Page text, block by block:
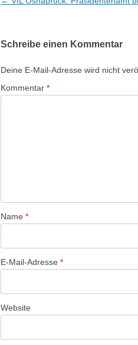
Schreibe einen Kommentar
Deine E-Mail-Adresse wird nicht
Kommentar *
Name *
E-Mail-Adresse *
Website